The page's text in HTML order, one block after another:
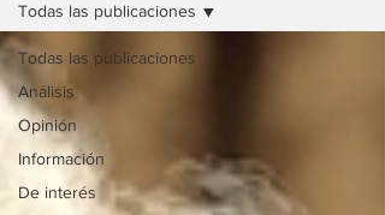
Todas las publicaciones
Análisis
Opinión
Información
De interés
Todas las publicaciones